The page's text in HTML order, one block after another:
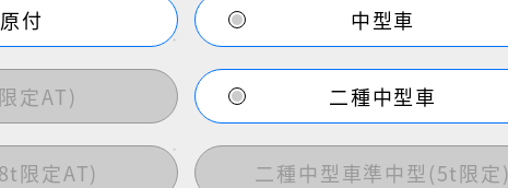
付 中型車
定AT) 二種中型車
限定AT) 二種中型車準中型(5t限定)